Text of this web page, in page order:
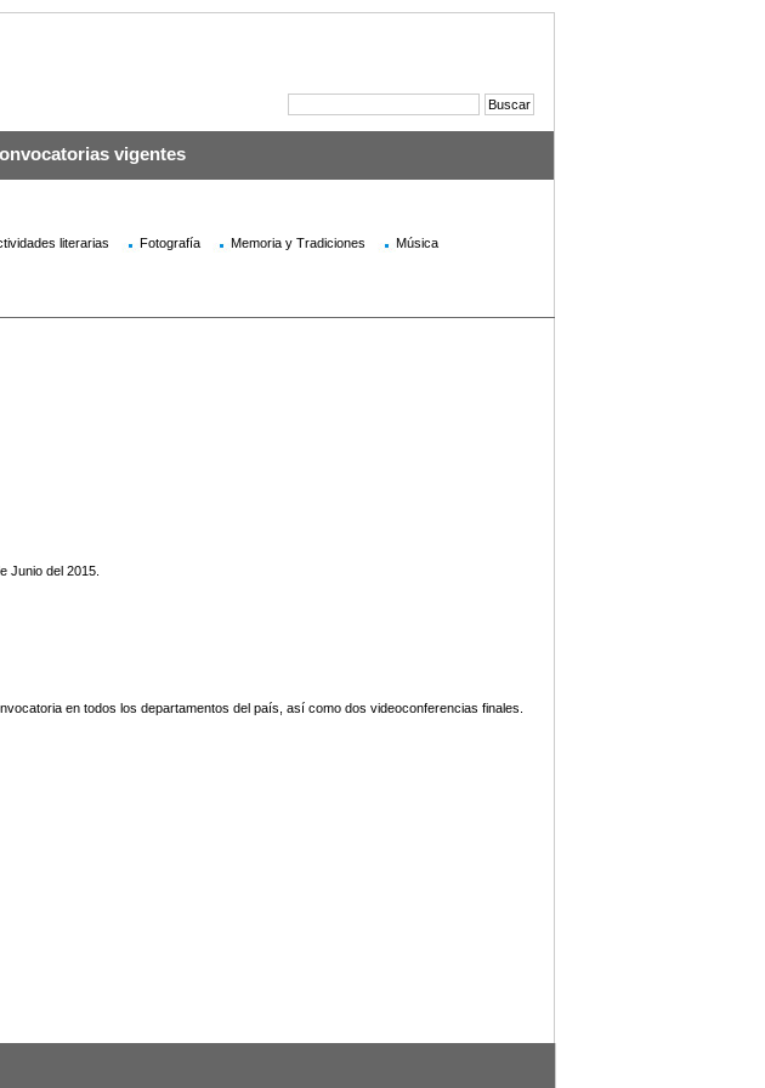
vigentes
literarias Fotografía Memoria y Tradiciones Música
Junio del 2015.
en todos los departamentos del país, así como dos videoconferencias finales.